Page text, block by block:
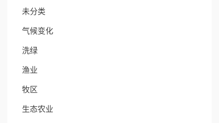
未分类
气候变化
洗绿
渔业
牧区
生态农业